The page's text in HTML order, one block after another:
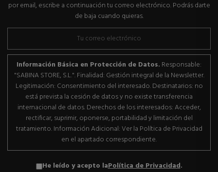
por email, escribe a continuación tu correo electrónico. Podrás darte
de baja cuando quieras.
Información Básica en Protección de Datos. Responsable:
"SABINA STORE, S.L.". Finalidad: Gestión integral de la Newsletter.
Legitimación: Consentimiento del interesado. Destinatarios: no
está prevista la cesión de datos y no existe transferencia
internacional de datos. Derechos de los interesados: Acceder,
rectificar, suprimir, oponerse, portabilidad y limitación del
tratamiento. Información Adicional: Ver la Política de Privacidad
en el apartado correspondiente.
He leído y acepto laPolítica de Privacidad.